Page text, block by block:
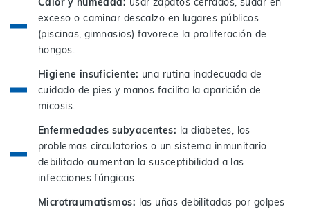
exceso o caminar descalzo en lugares públicos
(piscinas, gimnasios) favorece la proliferación de
hongos.
Higiene insuficiente: una rutina inadecuada de
cuidado de pies y manos facilita la aparición de
micosis.
Enfermedades subyacentes: la diabetes, los
problemas circulatorios o un sistema inmunitario
debilitado aumentan la susceptibilidad a las
infecciones fúngicas.
Microtraumatismos: las uñas debilitadas por golpes